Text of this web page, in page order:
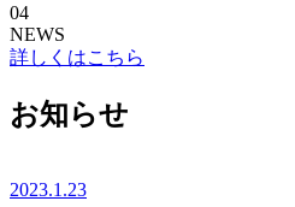
04
NEWS
詳しくはこちら
お知らせ
2023.1.23